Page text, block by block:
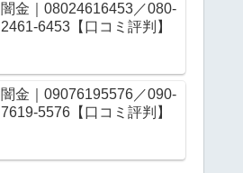
闇金｜08024616453／080-
2461-6453【口コミ評判】
闇金｜09076195576／090-
7619-5576【口コミ評判】